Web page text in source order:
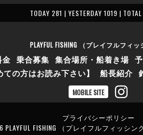
TODAY 281 | YESTERDAY 1019 |
PLAYFUL FISHING （プレイフルフィッ
金 乗合募集 集合場所・船着き場
の方はお読み下さい】
船長紹介
MOBILE SITE
プライバシーポリシー
PLAYFUL FISHING （プレイフルフィッシン